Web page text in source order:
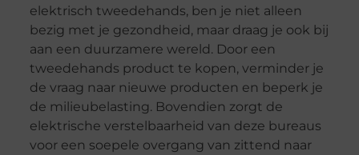
elektrisch tweedehands, ben je niet alleen
bezig met je gezondheid, maar draag je ook bij
aan een duurzamere wereld. Door een
tweedehands product te kopen, verminder je
de vraag naar nieuwe producten en beperk je
de milieubelasting. Bovendien zorgt de
elektrische verstelbaarheid van deze bureaus
voor een soepele overgang van zittend naar